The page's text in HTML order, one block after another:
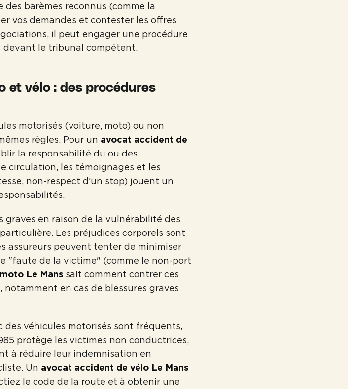
des barèmes reconnus (comme la
vos demandes et contester les offres
il peut engager une procédure
devant le tribunal compétent.
et vélo : des procédures
motorisés (voiture, moto) ou non
règles. Pour un avocat accident de
la responsabilité du ou des
circulation, les témoignages et les
non-respect d’un stop) jouent un
graves en raison de la vulnérabilité des
Les préjudices corporels sont
assureurs peuvent tenter de minimiser
"faute de la victime" (comme le non-port
Le Mans sait comment contrer ces
en cas de blessures graves
des véhicules motorisés sont fréquents,
protège les victimes non conductrices,
à réduire leur indemnisation en
Un avocat accident de vélo Le Mans
le code de la route et à obtenir une